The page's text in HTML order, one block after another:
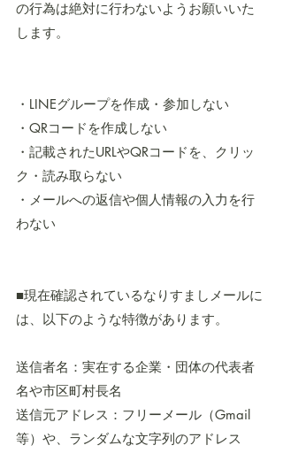
の行為は絶対に行わないようお願いいた
します。
・LINEグループを作成・参加しない
・QRコードを作成しない
・記載されたURLやQRコードを、クリッ
ク・読み取らない
・メールへの返信や個人情報の入力を行
わない
■現在確認されているなりすましメールに
は、以下のような特徴があります。
送信者名：実在する企業・団体の代表者
名や市区町村長名
送信元アドレス：フリーメール（Gmail
等）や、ランダムな文字列のアドレス